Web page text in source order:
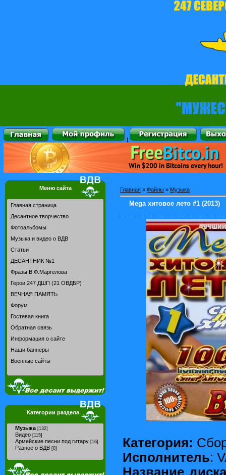
|
Меню сайта
Главная страница
Десантное творчество
Фотоальбомы
Музыка и видео о ВДВ
Статьи
ДЕСАНТНИК №1
Фразы В.Ф.Маргелова
Герои 247 ДШП (21 ОВДБР)
ВЕЧНАЯ ПАМЯТЬ
Форум
Гостевая книга
Обратная связь
Информация о сайте
Наши баннеры
Военные сайты
Категории раздела
Музыка [132]
Видео [115]
Армейские песни под гитару [16]
Разное о ВДВ [0]
Главная » Файлы » Музыка
Mega хитовое лето #1 (2013)
Категория:
Исполнитель:
Название диска